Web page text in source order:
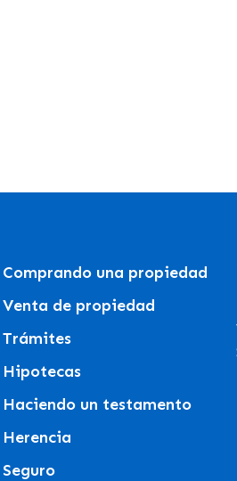
Comprando una propiedad
Venta de propiedad
Trámites
Hipotecas
Haciendo un testamento
Herencia
Seguro